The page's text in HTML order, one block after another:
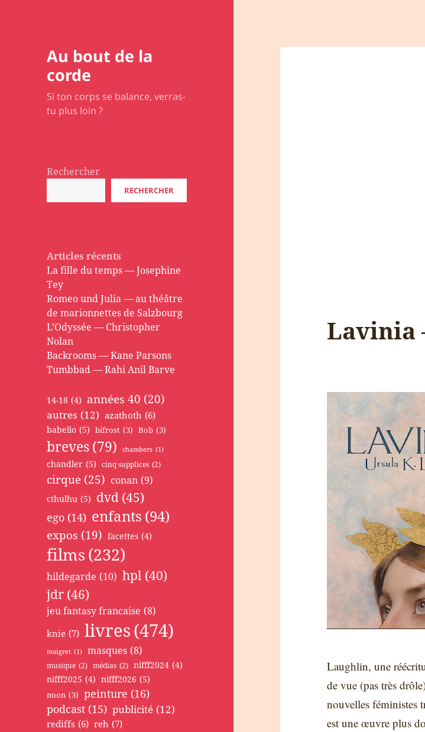
Au bout de la
corde
Si ton corps se balance, verras-
tu plus loin ?
Rechercher
RECHERCHER
Articles récents
La fille du temps — Josephine
Tey
Romeo und Julia — au théâtre
de marionnettes de Salzbourg
L’Odyssée — Christopher
Nolan
Backrooms — Kane Parsons
Tumbbad — Rahi Anil Barve
14-18 (4) années 40 (20)
autres (12) azathoth (6)
babelio (5) bifrost (3) Bob (3)
breves(79) chambers (1)
chandler (5) cinq supplices (2)
cirque (25) conan (9)
cthulhu (5) dvd (45)
ego (14) enfants (94)
expos (19) facettes (4)
films(232)
hildegarde (10) hpl (40)
jdr (46)
jeu fantasy francaise (8)
knie (7) livres(474)
maigret (1) masques (8)
musique (2) médias (2) nifff2024 (4)
nifff2025 (4) nifff2026 (5)
noon (3) peinture (16)
podcast (15) publicité (12)
rediffs (6) reh (7)
Lavinia
Laughlin, une
de vue (pas très
nouvelles féministes
est une œuvre plus